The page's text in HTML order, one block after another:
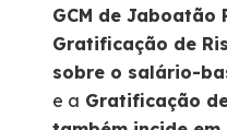
GCM de Jaboatão
Gratificação de
sobre o salário-
e a Gratificação